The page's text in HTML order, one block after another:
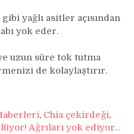
yağlı asitler açısından
yok eder.
uzun süre tok tutma
de kolaylaştırır.
, Chia çekirdeği,
Ağrıları yok ediyor...